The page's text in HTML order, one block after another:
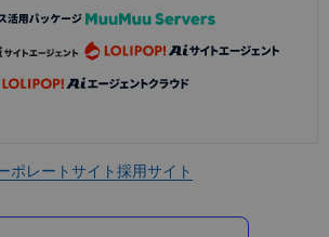
ポレートサイト採用サイト